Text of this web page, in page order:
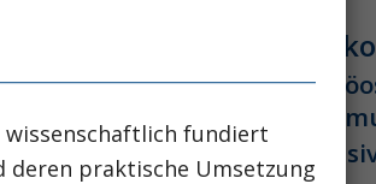
hitzschlag
optimierung
intensivstation
fundiert
deren praktische Umsetzung